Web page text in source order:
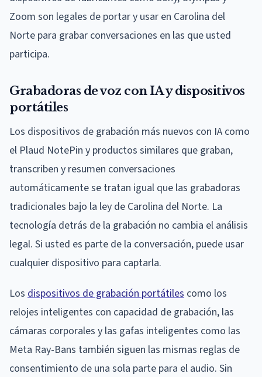
Zoom son legales de portar y usar en Carolina del
Norte para grabar conversaciones en las que usted
participa.
Grabadoras de voz con IA y dispositivos
portátiles
Los dispositivos de grabación más nuevos con IA como
el Plaud NotePin y productos similares que graban,
transcriben y resumen conversaciones
automáticamente se tratan igual que las grabadoras
tradicionales bajo la ley de Carolina del Norte. La
tecnología detrás de la grabación no cambia el análisis
legal. Si usted es parte de la conversación, puede usar
cualquier dispositivo para captarla.
Los dispositivos de grabación portátiles como los
relojes inteligentes con capacidad de grabación, las
cámaras corporales y las gafas inteligentes como las
Meta Ray-Bans también siguen las mismas reglas de
consentimiento de una sola parte para el audio. Sin